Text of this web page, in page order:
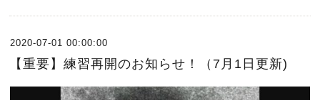
2020-07-01 00:00:00
【重要】練習再開のお知らせ！（7月1日更新)